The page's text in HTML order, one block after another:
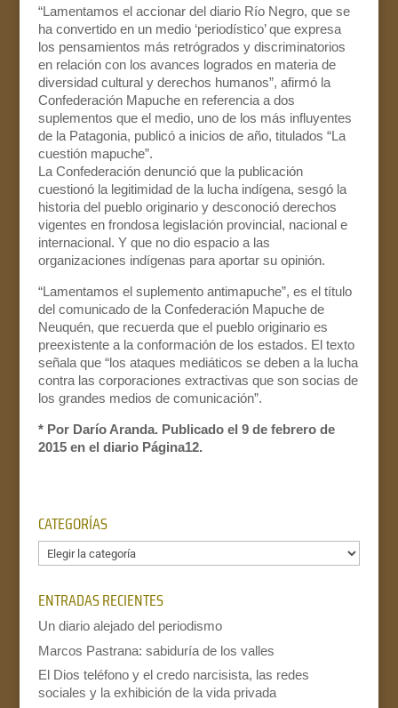
“Lamentamos el accionar del diario Río Negro, que se
ha convertido en un medio ‘periodístico’ que expresa
los pensamientos más retrógrados y discriminatorios
en relación con los avances logrados en materia de
diversidad cultural y derechos humanos”, afirmó la
Confederación Mapuche en referencia a dos
suplementos que el medio, uno de los más influyentes
de la Patagonia, publicó a inicios de año, titulados “La
cuestión mapuche”.
La Confederación denunció que la publicación
cuestionó la legitimidad de la lucha indígena, sesgó la
historia del pueblo originario y desconoció derechos
vigentes en frondosa legislación provincial, nacional e
internacional. Y que no dio espacio a las
organizaciones indígenas para aportar su opinión.
“Lamentamos el suplemento antimapuche”, es el título
del comunicado de la Confederación Mapuche de
Neuquén, que recuerda que el pueblo originario es
preexistente a la conformación de los estados. El texto
señala que “los ataques mediáticos se deben a la lucha
contra las corporaciones extractivas que son socias de
los grandes medios de comunicación”.
* Por Darío Aranda. Publicado el 9 de febrero de
2015 en el diario Página12.
CATEGORÍAS
Categorías
ENTRADAS RECIENTES
Un diario alejado del periodismo
Marcos Pastrana: sabiduría de los valles
El Dios teléfono y el credo narcisista, las redes
sociales y la exhibición de la vida privada